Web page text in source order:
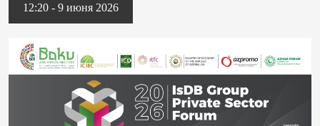
12:20 - 9 июня 2026